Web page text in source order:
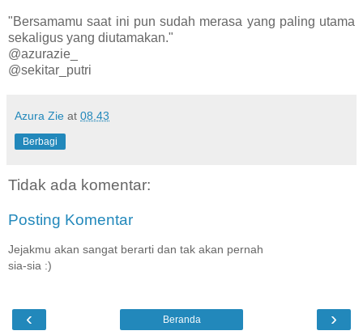
"Bersamamu saat ini pun sudah merasa yang paling utama
sekaligus yang diutamakan."
@azurazie_
@sekitar_putri
Azura Zie at 08.43
Berbagi
Tidak ada komentar:
Posting Komentar
Jejakmu akan sangat berarti dan tak akan pernah
sia-sia :)
‹ ›
Beranda